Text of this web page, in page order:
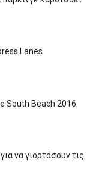
Lanes
South Beach 2016
να γιορτάσουν τις